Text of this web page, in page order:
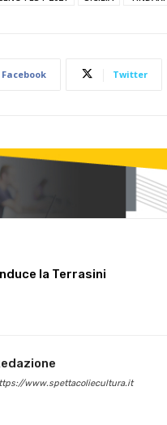
Facebook Twitter
la Terrasini
www.spettacoliecultura.it